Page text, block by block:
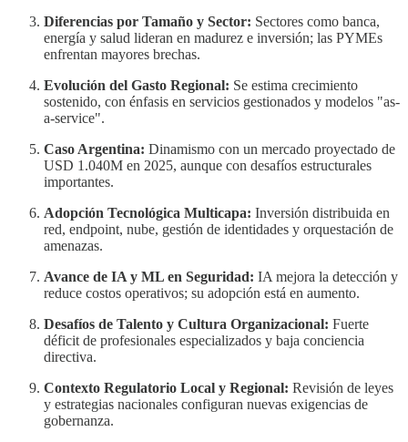
Diferencias por Tamaño y Sector: Sectores como banca,
energía y salud lideran en madurez e inversión; las PYMEs
enfrentan mayores brechas.
Evolución del Gasto Regional: Se estima crecimiento
sostenido, con énfasis en servicios gestionados y modelos "as-
a-service".
Caso Argentina: Dinamismo con un mercado proyectado de
USD 1.040M en 2025, aunque con desafíos estructurales
importantes.
Adopción Tecnológica Multicapa: Inversión distribuida en
red, endpoint, nube, gestión de identidades y orquestación de
amenazas.
Avance de IA y ML en Seguridad: IA mejora la detección y
reduce costos operativos; su adopción está en aumento.
Desafíos de Talento y Cultura Organizacional: Fuerte
déficit de profesionales especializados y baja conciencia
directiva.
Contexto Regulatorio Local y Regional: Revisión de leyes
y estrategias nacionales configuran nuevas exigencias de
gobernanza.